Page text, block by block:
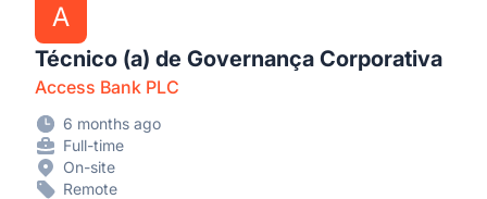
A
Técnico (a) de Governança Corporativa
Access Bank PLC
6 months ago
Full-time
On-site
Remote